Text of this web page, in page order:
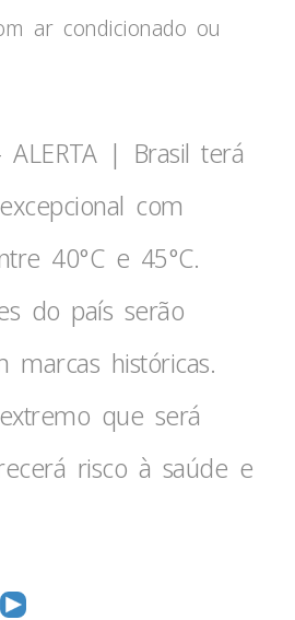
ar condicionado ou
ALERTA | Brasil terá
com
40°C e 45°C.
do país serão
marcas históricas.
que será
risco à saúde e